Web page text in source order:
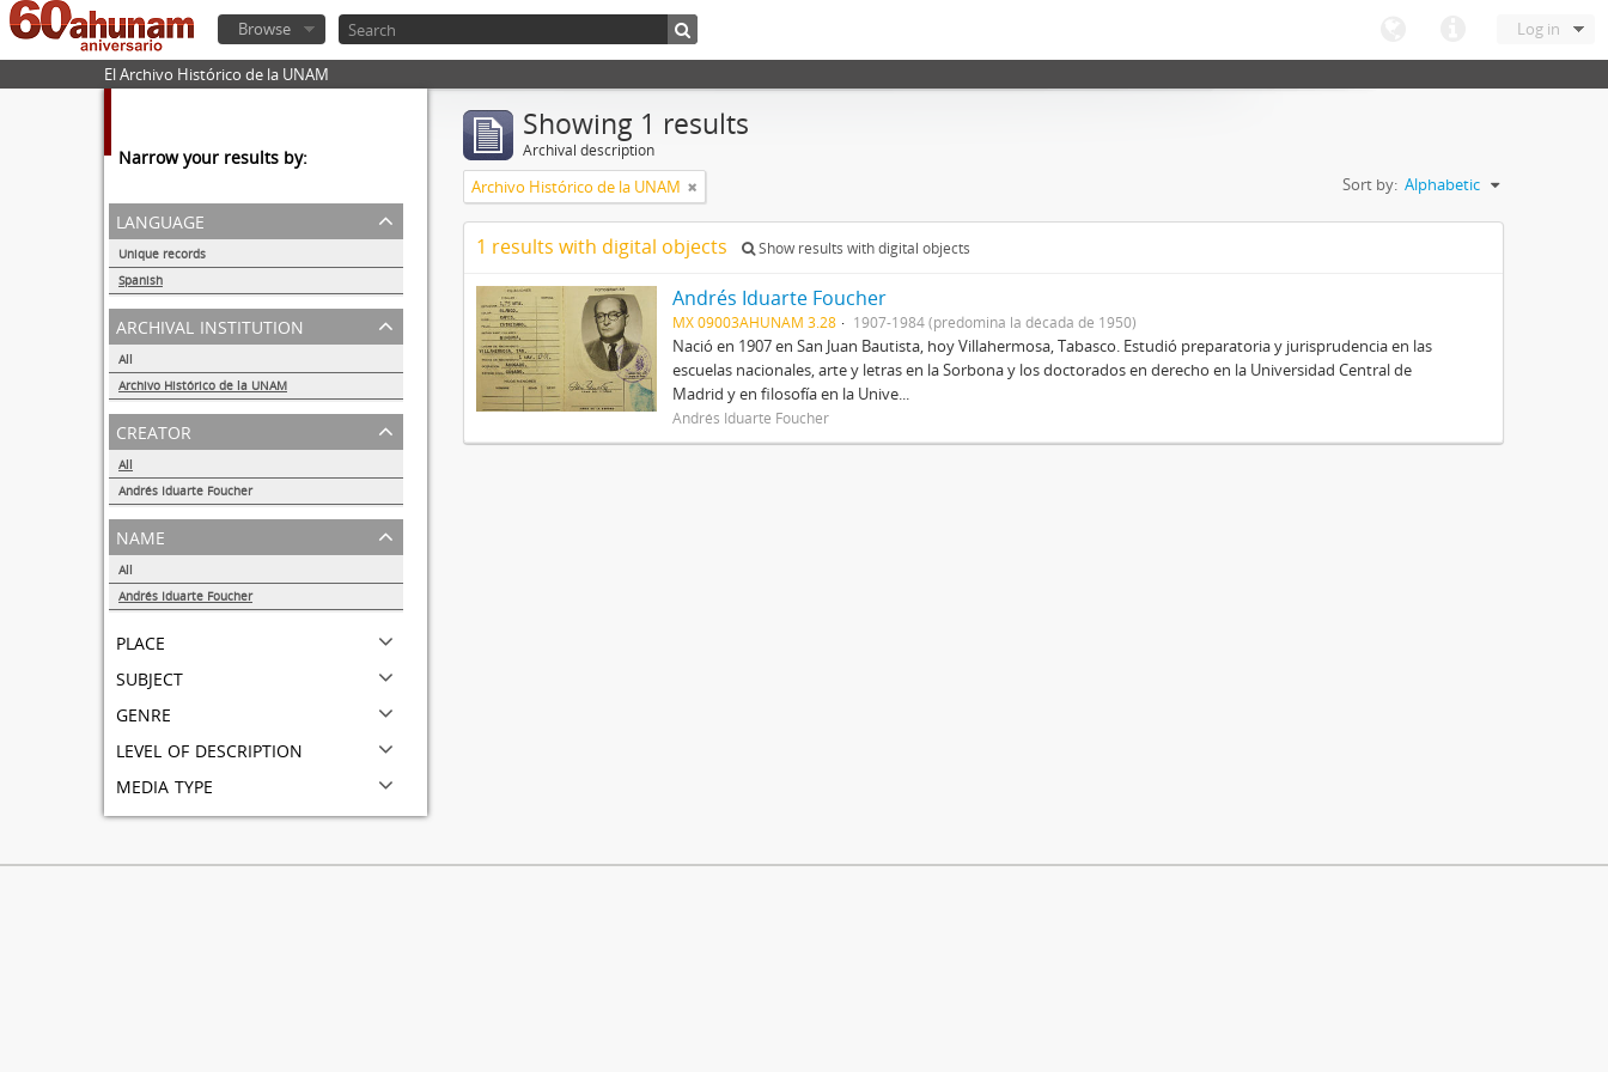
Log in
Browse
El Archivo Histórico de la UNAM
Narrow your results by:
language
Unique records
Spanish
1
archival institution
All
Archivo Histórico de la UNAM
1
creator
All
Andrés Iduarte Foucher
1
name
All
Andrés Iduarte Foucher
place
subject
genre
level of description
media type
Showing 1 results
Archival description
Archivo Histórico de la UNAM Sort by: Alphabetic
1 results with digital objects Show results with digital objects
Andrés Iduarte Foucher
MX 09003AHUNAM 3.28 1907-1984 (predomina la década de 1950)
Nació en 1907 en San Juan Bautista, hoy Villahermosa, Tabasco. Estudió preparatoria y jurisprudencia en las
escuelas nacionales, arte y letras en la Sorbona y los doctorados en derecho en la Universidad Central de
Madrid y en filosofía en la Unive...
Andrés Iduarte Foucher